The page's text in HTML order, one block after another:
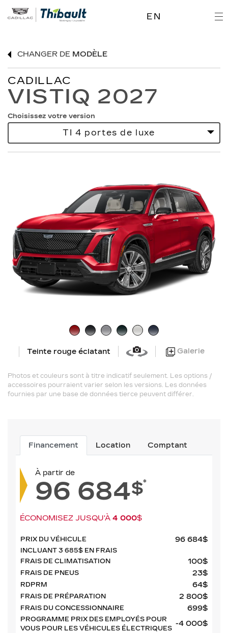
EN
CHANGER DE MODÈLE
CADILLAC
VISTIQ 2027
Choisissez votre version
TI 4 portes de luxe
Teinte rouge éclatant Galerie
Photos et couleurs sont à titre indicatif seulement. Les options /
accessoires pourraient varier selon les versions. Les données
fournies par une base de données tierce peuvent différer.
Financement Location Comptant
À partir de
96 684$*
ÉCONOMISEZ JUSQU'À 4 000$
PRIX DU VÉHICULE 96 684$
INCLUANT 3 685$ EN FRAIS
FRAIS DE CLIMATISATION
100$
FRAIS DE PNEUS 23$
RDPRM 64$
FRAIS DE PRÉPARATION 2 800$
FRAIS DU CONCESSIONNAIRE 699$
PROGRAMME PRIX DES EMPLOYÉS POUR
VOUS POUR LES VÉHICULES ÉLECTRIQUES
-4 000$